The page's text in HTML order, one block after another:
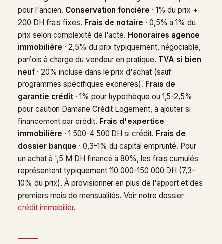
pour l'ancien. Conservation foncière · 1% du prix +
200 DH frais fixes. Frais de notaire · 0,5% à 1% du
prix selon complexité de l'acte. Honoraires agence
immobilière · 2,5% du prix typiquement, négociable,
parfois à charge du vendeur en pratique. TVA si bien
neuf · 20% incluse dans le prix d'achat (sauf
programmes spécifiques exonérés). Frais de
garantie crédit · 1% pour hypothèque ou 1,5-2,5%
pour caution Damane Crédit Logement, à ajouter si
financement par crédit. Frais d'expertise
immobilière · 1 500-4 500 DH si crédit. Frais de
dossier banque · 0,3-1% du capital emprunté. Pour
un achat à 1,5 M DH financé à 80%, les frais cumulés
représentent typiquement 110 000-150 000 DH (7,3-
10% du prix). À provisionner en plus de l'apport et des
premiers mois de mensualités. Voir notre dossier
crédit immobilier.